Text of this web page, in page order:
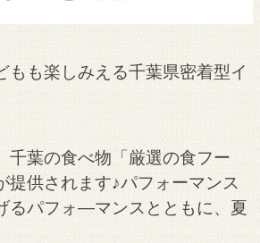
も楽しみえる千葉県密着型イ
千葉の食べ物「厳選の食フー
提供されます♪パフォーマンス
るパフォ―マンスとともに、夏